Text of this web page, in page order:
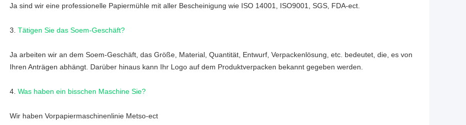
Ja sind wir eine professionelle Papiermühle mit aller Bescheinigung wie ISO 14001, ISO9001, SGS, FDA-ect.
3. Tätigen Sie das Soem-Geschäft?
Ja arbeiten wir an dem Soem-Geschäft, das Größe, Material, Quantität, Entwurf, Verpackenlösung, etc. bedeutet, die, es von
Ihren Anträgen abhängt. Darüber hinaus kann Ihr Logo auf dem Produktverpacken bekannt gegeben werden.
4. Was haben ein bisschen Maschine Sie?
Wir haben Vorpapiermaschinenlinie Metso-ect